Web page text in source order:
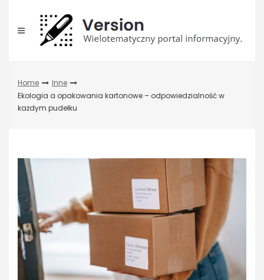
content
Home
Inne
Ekologia a opakowania kartonowe – odpowiedzialność w
każdym pudełku